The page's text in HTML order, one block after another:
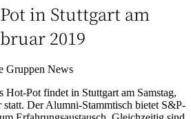
in Stuttgart am
2019
Gruppen News
Pot findet in Stuttgart am Samstag,
Der Alumni-Stammtisch bietet S&P-